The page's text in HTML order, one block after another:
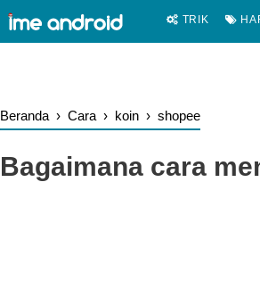
TRIK
Beranda › Cara › koin › shopee
Bagaimana cara